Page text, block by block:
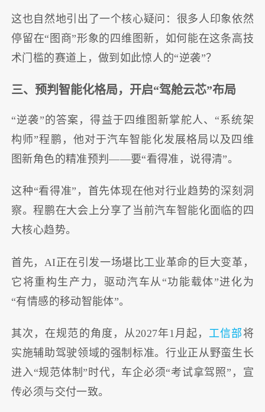
这也自然地引出了一个核心疑问：很多人印象依然
停留在“图商”形象的四维图新，如何能在这条高技
术门槛的赛道上，做到如此惊人的“逆袭”？
三、预判智能化格局，开启“驾舱云芯”布局
“逆袭”的答案，得益于四维图新掌舵人、“系统架
构师”程鹏，他对于汽车智能化发展格局以及四维
图新角色的精准预判——要“看得准，说得清”。
这种“看得准”，首先体现在他对行业趋势的深刻洞
察。程鹏在大会上分享了当前汽车智能化面临的四
大核心趋势。
首先，AI正在引发一场堪比工业革命的巨大变革，
它将重构生产力，驱动汽车从“功能载体”进化为
“有情感的移动智能体”。
其次，在规范的角度，从2027年1月起， 工信部 将
实施辅助驾驶领域的强制标准。行业正从野蛮生长
进入“规范体制”时代，车企必须“考试拿驾照”，宣
传必须与交付一致。